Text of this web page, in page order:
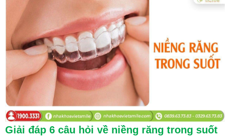
Giải đáp 6 câu hỏi về niềng răng trong suốt